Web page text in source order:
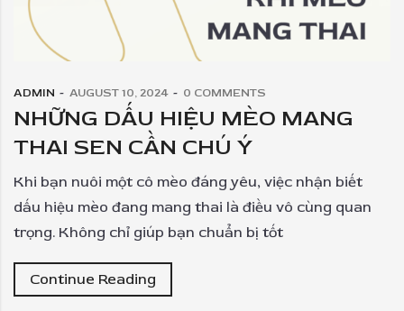
ADMIN AUGUST 10, 2024 0 COMMENTS
NHỮNG DẤU HIỆU MÈO MANG
THAI SEN CẦN CHÚ Ý
Khi bạn nuôi một cô mèo đáng yêu, việc nhận biết
dấu hiệu mèo đang mang thai là điều vô cùng quan
trọng. Không chỉ giúp bạn chuẩn bị tốt
Continue Reading